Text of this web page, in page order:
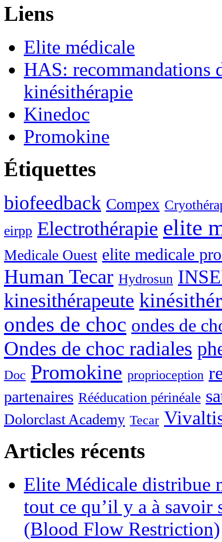
Liens
Elite médicale
HAS: recommandations
kinésithérapie
Kinedoc
Promokine
Étiquettes
biofeedback Compex
eirpp Electrothérapie elite
Medicale Ouest elite medicale
Human Tecar Hydrosun
kinesithérapeute
ondes de choc ondes de
Ondes de choc radiales
Doc Promokine proprioception
partenaires Rééducation périnéale
Dolorclast Academy Tecar
Articles récents
Elite Médicale distribue
tout ce qu’il y a à savoir
(Blood Flow Restriction)